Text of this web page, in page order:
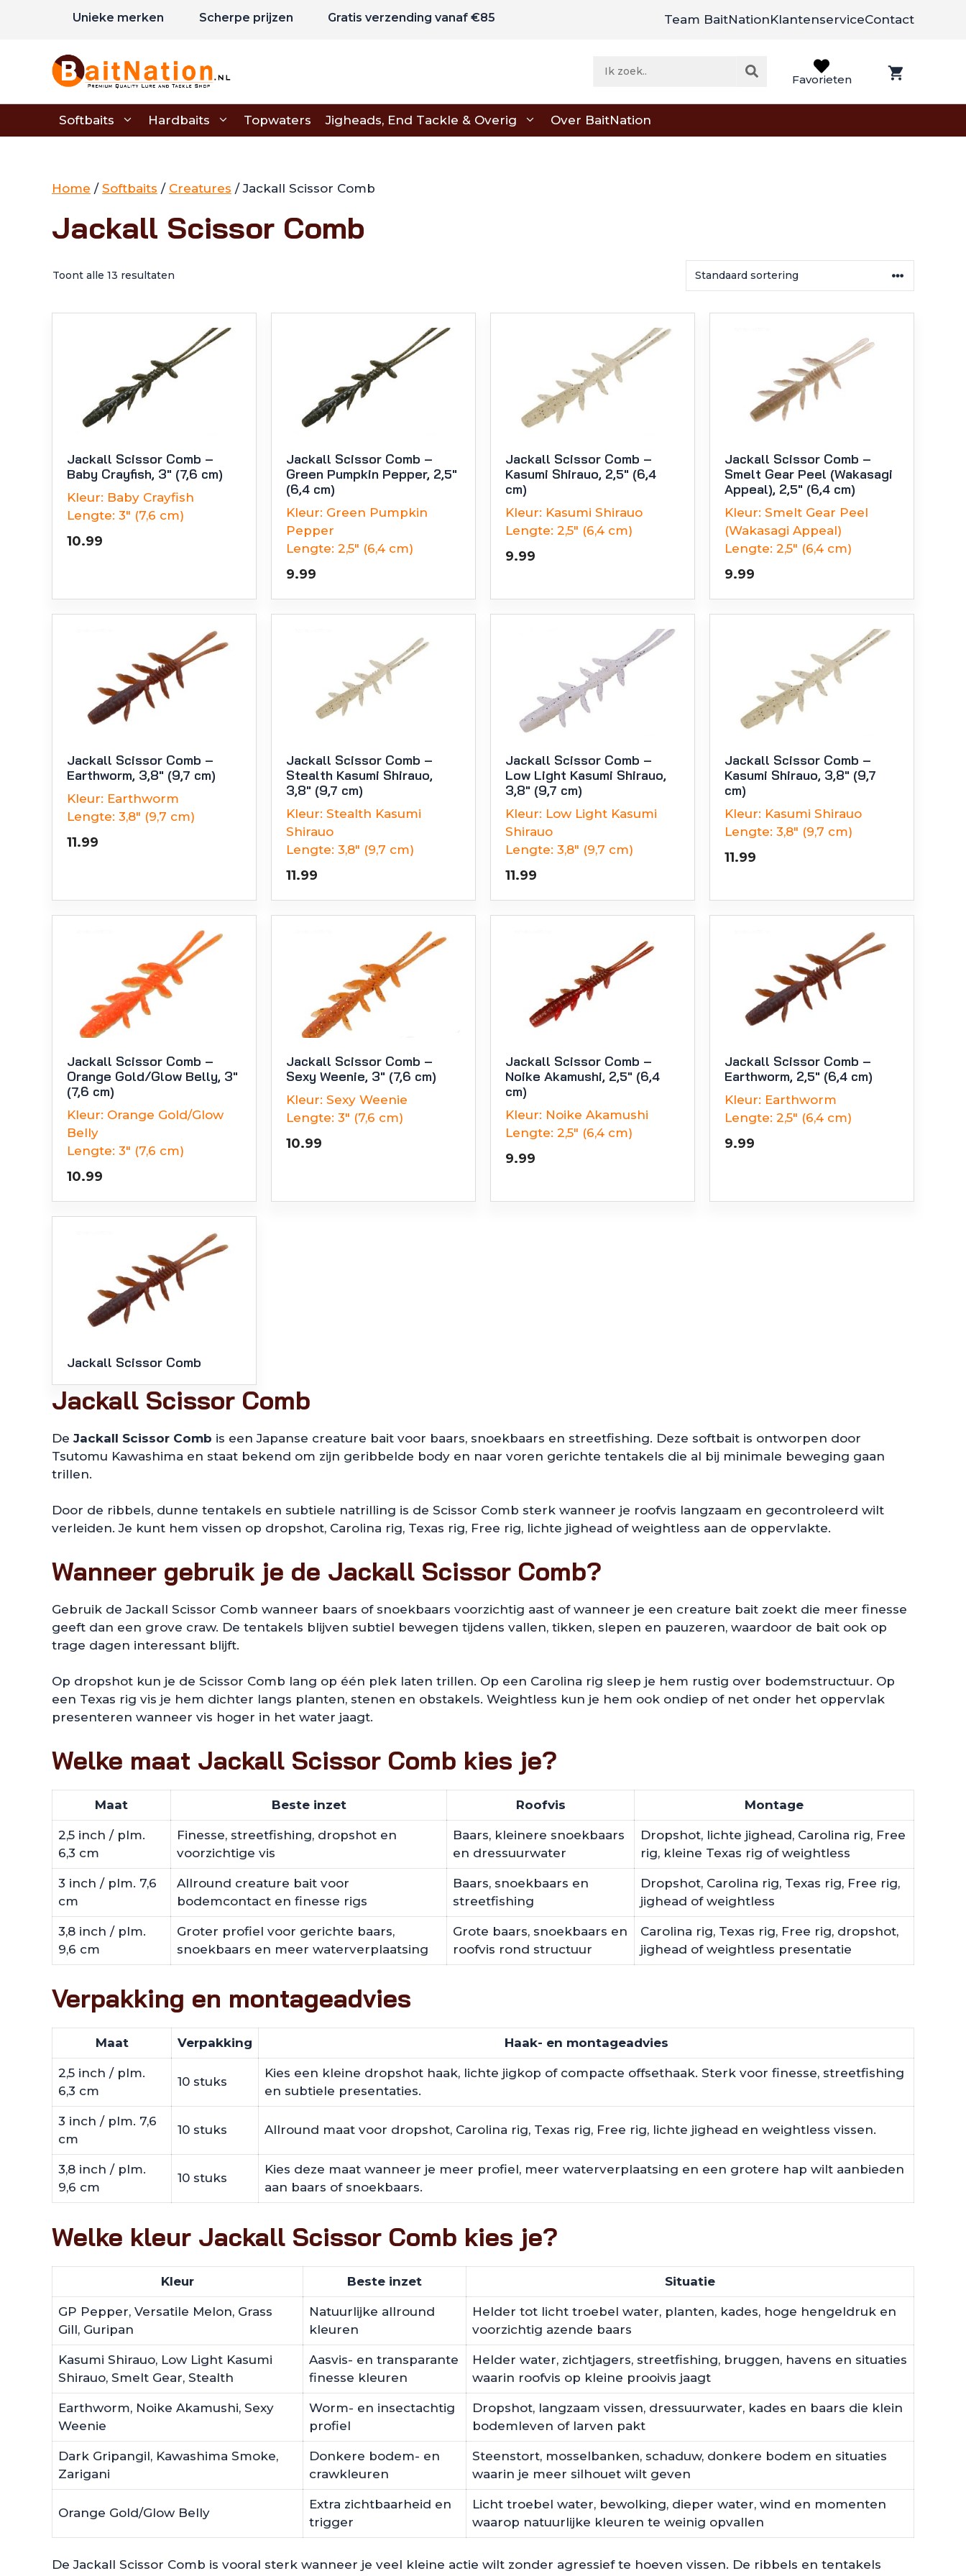
Unieke merken Scherpe prijzen Gratis verzending vanaf €85 Team BaitNationKlantenserviceContact
Favorieten
Softbaits Hardbaits Topwaters Jigheads, End Tackle & Overig Over BaitNation
Home / Softbaits / Creatures / Jackall Scissor Comb
Jackall Scissor Comb
Toont alle 13 resultaten
Jackall Scissor Comb –
Baby Crayfish, 3″ (7,6 cm)
Kleur: Baby Crayfish
Lengte: 3" (7,6 cm)
10.99
Jackall Scissor Comb –
Green Pumpkin Pepper, 2,5″
(6,4 cm)
Kleur: Green Pumpkin
Pepper
Lengte: 2,5" (6,4 cm)
9.99
Jackall Scissor Comb –
Kasumi Shirauo, 2,5″ (6,4
cm)
Kleur: Kasumi Shirauo
Lengte: 2,5" (6,4 cm)
9.99
Jackall Scissor Comb –
Smelt Gear Peel (Wakasagi
Appeal), 2,5″ (6,4 cm)
Kleur: Smelt Gear Peel
(Wakasagi Appeal)
Lengte: 2,5" (6,4 cm)
9.99
Jackall Scissor Comb –
Earthworm, 3,8″ (9,7 cm)
Kleur: Earthworm
Lengte: 3,8" (9,7 cm)
11.99
Jackall Scissor Comb –
Stealth Kasumi Shirauo,
3,8″ (9,7 cm)
Kleur: Stealth Kasumi
Shirauo
Lengte: 3,8" (9,7 cm)
11.99
Jackall Scissor Comb –
Low Light Kasumi Shirauo,
3,8″ (9,7 cm)
Kleur: Low Light Kasumi
Shirauo
Lengte: 3,8" (9,7 cm)
11.99
Jackall Scissor Comb –
Kasumi Shirauo, 3,8″ (9,7
cm)
Kleur: Kasumi Shirauo
Lengte: 3,8" (9,7 cm)
11.99
Jackall Scissor Comb –
Orange Gold/Glow Belly, 3″
(7,6 cm)
Kleur: Orange Gold/Glow
Belly
Lengte: 3" (7,6 cm)
10.99
Jackall Scissor Comb –
Sexy Weenie, 3″ (7,6 cm)
Kleur: Sexy Weenie
Lengte: 3" (7,6 cm)
10.99
Jackall Scissor Comb –
Noike Akamushi, 2,5″ (6,4
cm)
Kleur: Noike Akamushi
Lengte: 2,5" (6,4 cm)
9.99
Jackall Scissor Comb –
Earthworm, 2,5″ (6,4 cm)
Kleur: Earthworm
Lengte: 2,5" (6,4 cm)
9.99
Jackall Scissor Comb
Jackall Scissor Comb
De Jackall Scissor Comb is een Japanse creature bait voor baars, snoekbaars en streetfishing. Deze softbait is ontworpen door
Tsutomu Kawashima en staat bekend om zijn geribbelde body en naar voren gerichte tentakels die al bij minimale beweging gaan
trillen.
Door de ribbels, dunne tentakels en subtiele natrilling is de Scissor Comb sterk wanneer je roofvis langzaam en gecontroleerd wilt
verleiden. Je kunt hem vissen op dropshot, Carolina rig, Texas rig, Free rig, lichte jighead of weightless aan de oppervlakte.
Wanneer gebruik je de Jackall Scissor Comb?
Gebruik de Jackall Scissor Comb wanneer baars of snoekbaars voorzichtig aast of wanneer je een creature bait zoekt die meer finesse
geeft dan een grove craw. De tentakels blijven subtiel bewegen tijdens vallen, tikken, slepen en pauzeren, waardoor de bait ook op
trage dagen interessant blijft.
Op dropshot kun je de Scissor Comb lang op één plek laten trillen. Op een Carolina rig sleep je hem rustig over bodemstructuur. Op
een Texas rig vis je hem dichter langs planten, stenen en obstakels. Weightless kun je hem ook ondiep of net onder het oppervlak
presenteren wanneer vis hoger in het water jaagt.
Welke maat Jackall Scissor Comb kies je?
Maat Beste inzet Roofvis Montage
2,5 inch / plm.
6,3 cm
Finesse, streetfishing, dropshot en
voorzichtige vis
Baars, kleinere snoekbaars
en dressuurwater
Dropshot, lichte jighead, Carolina rig, Free
rig, kleine Texas rig of weightless
3 inch / plm. 7,6
cm
Allround creature bait voor
bodemcontact en finesse rigs
Baars, snoekbaars en
streetfishing
Dropshot, Carolina rig, Texas rig, Free rig,
jighead of weightless
3,8 inch / plm.
9,6 cm
Groter profiel voor gerichte baars,
snoekbaars en meer waterverplaatsing
Grote baars, snoekbaars en
roofvis rond structuur
Carolina rig, Texas rig, Free rig, dropshot,
jighead of weightless presentatie
Verpakking en montageadvies
Maat Verpakking Haak- en montageadvies
2,5 inch / plm.
6,3 cm
10 stuks
Kies een kleine dropshot haak, lichte jigkop of compacte offsethaak. Sterk voor finesse, streetfishing
en subtiele presentaties.
3 inch / plm. 7,6
cm
10 stuks Allround maat voor dropshot, Carolina rig, Texas rig, Free rig, lichte jighead en weightless vissen.
3,8 inch / plm.
9,6 cm
10 stuks
Kies deze maat wanneer je meer profiel, meer waterverplaatsing en een grotere hap wilt aanbieden
aan baars of snoekbaars.
Welke kleur Jackall Scissor Comb kies je?
Kleur Beste inzet Situatie
GP Pepper, Versatile Melon, Grass
Gill, Guripan
Natuurlijke allround
kleuren
Helder tot licht troebel water, planten, kades, hoge hengeldruk en
voorzichtig azende baars
Kasumi Shirauo, Low Light Kasumi
Shirauo, Smelt Gear, Stealth
Aasvis- en transparante
finesse kleuren
Helder water, zichtjagers, streetfishing, bruggen, havens en situaties
waarin roofvis op kleine prooivis jaagt
Earthworm, Noike Akamushi, Sexy
Weenie
Worm- en insectachtig
profiel
Dropshot, langzaam vissen, dressuurwater, kades en baars die klein
bodemleven of larven pakt
Dark Gripangil, Kawashima Smoke,
Zarigani
Donkere bodem- en
crawkleuren
Steenstort, mosselbanken, schaduw, donkere bodem en situaties
waarin je meer silhouet wilt geven
Orange Gold/Glow Belly
Extra zichtbaarheid en
trigger
Licht troebel water, bewolking, dieper water, wind en momenten
waarop natuurlijke kleuren te weinig opvallen
De Jackall Scissor Comb is vooral sterk wanneer je veel kleine actie wilt zonder agressief te hoeven vissen. De ribbels en tentakels